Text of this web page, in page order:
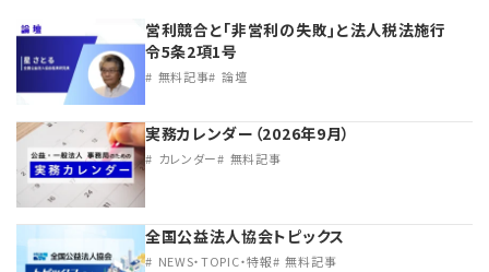
営利競合と｢非営利の失敗｣と法人税法施行
令5条2項1号
無料記事 論壇
実務カレンダー（2026年9月）
カレンダー 無料記事
全国公益法人協会トピックス
NEWS・TOPIC・特報 無料記事